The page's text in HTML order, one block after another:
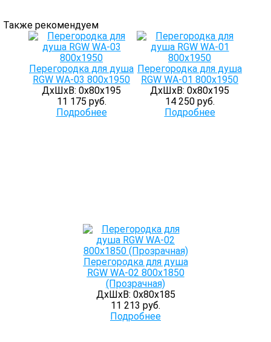
Также рекомендуем
Перегородка для душа
RGW WA-03 800x1950
ДхШхВ: 0х80х195
11 175 руб.
Подробнее
Перегородка для душа
RGW WA-01 800x1950
ДхШхВ: 0х80х195
14 250 руб.
Подробнее
Перегородка для душа
RGW WA-02 800x1850
(Прозрачная)
ДхШхВ: 0х80х185
11 213 руб.
Подробнее